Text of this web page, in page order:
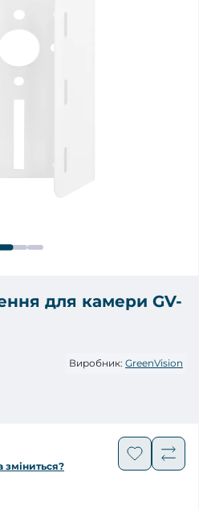
для камери GV-
Виробник: GreenVision
зміниться?